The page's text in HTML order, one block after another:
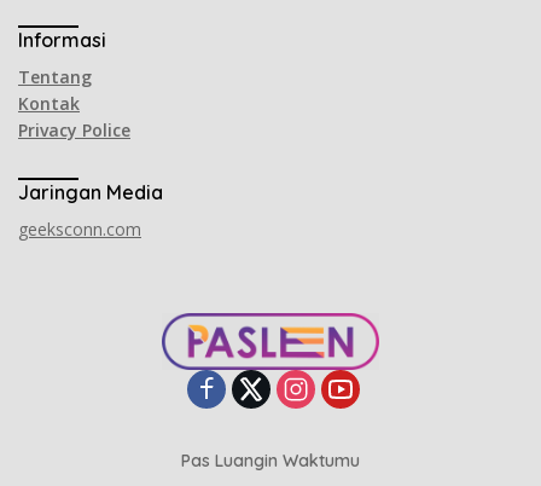
Informasi
Tentang
Kontak
Privacy Police
Jaringan Media
geeksconn.com
Pas Luangin Waktumu